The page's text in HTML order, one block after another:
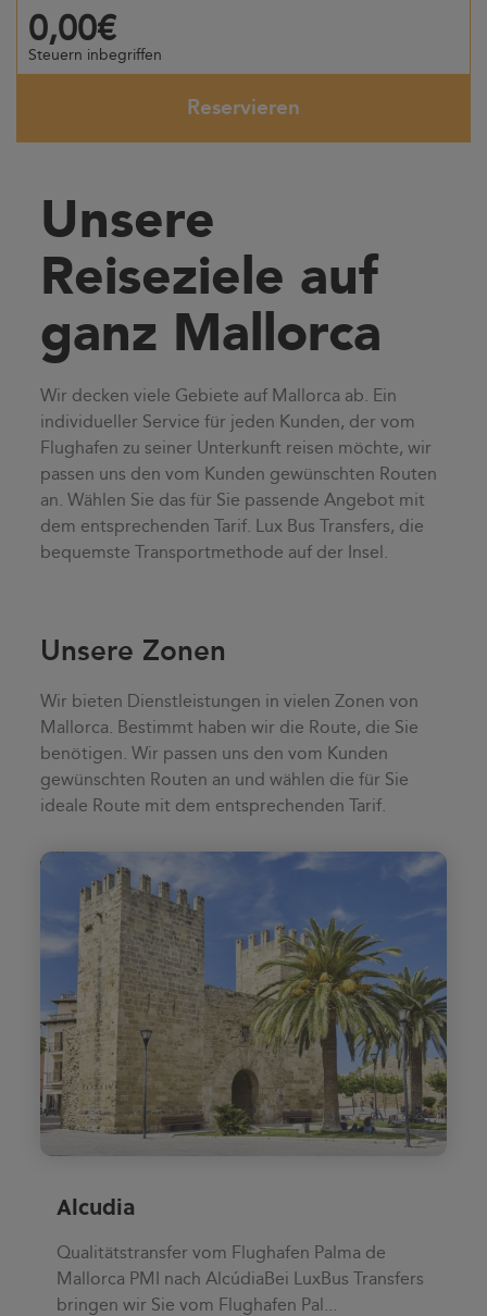
0,00€
Steuern inbegriffen
Reservieren
Unsere
Reiseziele auf
ganz Mallorca
Wir decken viele Gebiete auf Mallorca ab. Ein
individueller Service für jeden Kunden, der vom
Flughafen zu seiner Unterkunft reisen möchte, wir
passen uns den vom Kunden gewünschten Routen
an. Wählen Sie das für Sie passende Angebot mit
dem entsprechenden Tarif. Lux Bus Transfers, die
bequemste Transportmethode auf der Insel.
Unsere Zonen
Wir bieten Dienstleistungen in vielen Zonen von
Mallorca. Bestimmt haben wir die Route, die Sie
benötigen. Wir passen uns den vom Kunden
gewünschten Routen an und wählen die für Sie
ideale Route mit dem entsprechenden Tarif.
Alcudia
Qualitätstransfer vom Flughafen Palma de
Mallorca PMI nach AlcúdiaBei LuxBus Transfers
bringen wir Sie vom Flughafen Pal...